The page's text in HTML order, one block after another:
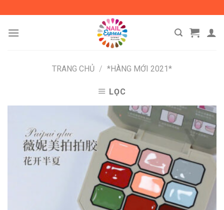
content
TRANG CHỦ / *HÀNG MỚI 2021*
LỌC